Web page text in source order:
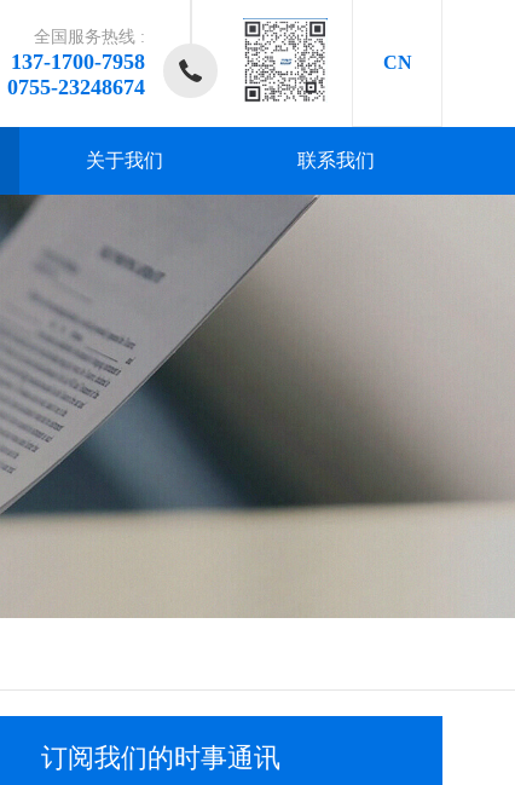
全国服务热线 :
137-1700-7958
0755-23248674
CN
关于我们 联系我们
订阅我们的时事通讯